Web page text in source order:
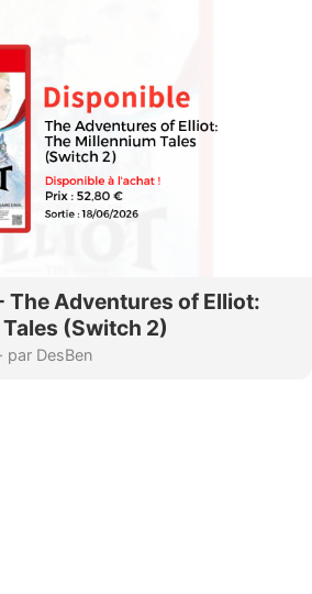
The Adventures of Elliot:
(Switch 2)
· par DesBen